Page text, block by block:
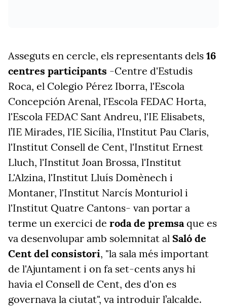
Asseguts en cercle, els representants dels 16
centres participants -Centre d'Estudis
Roca, el Colegio Pérez Iborra, l'Escola
Concepción Arenal, l'Escola FEDAC Horta,
l'Escola FEDAC Sant Andreu, l'IE Elisabets,
l’IE Mirades, l'IE Sicília, l'Institut Pau Claris,
l'Institut Consell de Cent, l'Institut Ernest
Lluch, l'Institut Joan Brossa, l'Institut
L'Alzina, l'Institut Lluís Domènech i
Montaner, l'Institut Narcís Monturiol i
l'Institut Quatre Cantons- van portar a
terme un exercici de roda de premsa que es
va desenvolupar amb solemnitat al Saló de
Cent del consistori, "la sala més important
de l'Ajuntament i on fa set-cents anys hi
havia el Consell de Cent, des d'on es
governava la ciutat", va introduir l’alcalde.